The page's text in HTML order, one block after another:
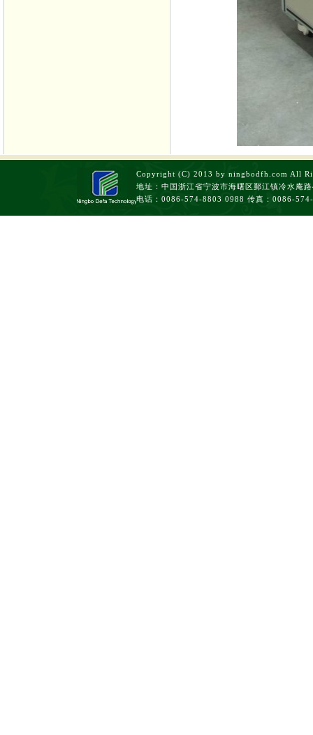
Copyright (C) 2013 by ningbodfh.com All
地址：中国浙江省宁波市海曙区鄞江镇冷水庵
电话：0086-574-8803 0988 传真：0086-